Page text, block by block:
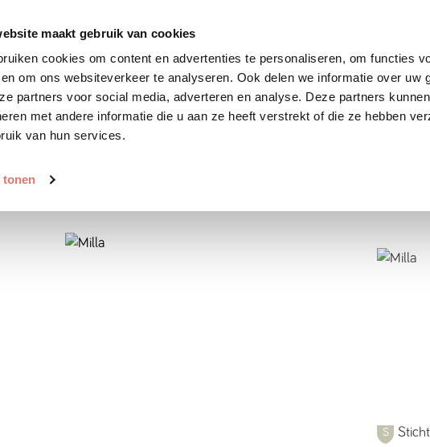
maakt gebruik van cookies
cookies om content en advertenties te personaliseren, om functies
om ons websiteverkeer te analyseren. Ook delen we informatie over uw
partners voor social media, adverteren en analyse. Deze partners
met andere informatie die u aan ze heeft verstrekt of die ze hebben
van hun services.
tonen
Plaats huisdier Hoe werkt het?